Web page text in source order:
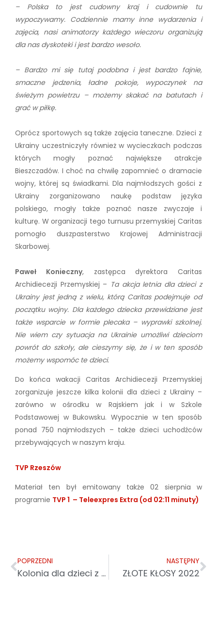
– Polska to jest cudowny kraj i cudownie tu
wypoczywamy. Codziennie mamy inne wydarzenia i
zajęcia, nasi animatorzy każdego wieczoru organizują
dla nas dyskoteki i jest bardzo wesoło.
– Bardzo mi się tutaj podobna i jest bardzo fajnie,
smaczne jedzenia, ładne pokoje, wypoczynek na
świeżym powietrzu – możemy skakać na batutach i
grać w piłkę.
Oprócz sportowych są także zajęcia taneczne. Dzieci z
Ukrainy uczestniczyły również w wycieczkach podczas
których mogły poznać największe atrakcje
Bieszczadów. I choć na chwilę zapomnieć o dramacie
wojny, której są świadkami. Dla najmłodszych gości z
Ukrainy zorganizowano naukę podstaw języka
polskiego, mogły także poznać nasze zwyczaje i
kulturę. W organizacji tego turnusu przemyskiej Caritas
pomogło duszpasterstwo Krajowej Administracji
Skarbowej.
Paweł Konieczny, zastępca dyrektora Caritas
Archidiecezji Przemyskiej – Ta akcja letnia dla dzieci z
Ukrainy jest jedną z wielu, którą Caritas podejmuje od
początku wojny. Dla każdego dziecka przewidziane jest
także wsparcie w formie plecaka – wyprawki szkolnej.
Nie wiem czy sytuacja na Ukrainie umożliwi dzieciom
powrót do szkoły, ale cieszymy się, że i w ten sposób
możemy wspomóc te dzieci.
Do końca wakacji Caritas Archidiecezji Przemyskiej
zorganizuje jeszcze kilka kolonii dla dzieci z Ukrainy –
zarówno w ośrodku w Rajskiem jak i w Szkole
Podstawowej w Bukowsku. Wypocznie w ten sposób
ponad 750 najmłodszych – także dzieci uchodźców
przebywających w naszym kraju.
TVP Rzeszów
Materiał ten był emitowany także 02 sierpnia w
programie TVP 1 – Teleexpres Extra (od 02:11 minuty)
POPRZEDNI
Kolonia dla dzieci z Ukrainy w Rajskiem w Ośrodku Caritas
NASTĘPNY
ZŁOTE KŁOSY 2022